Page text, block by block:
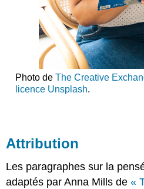
Photo de The Creative
licence Unsplash.
Attribution
Les paragraphes sur la
adaptés par Anna Mills de«